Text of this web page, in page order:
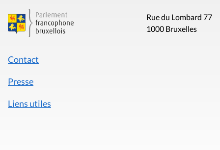
Rue du Lombard 77
1000 Bruxelles
Contact
Presse
Liens utiles